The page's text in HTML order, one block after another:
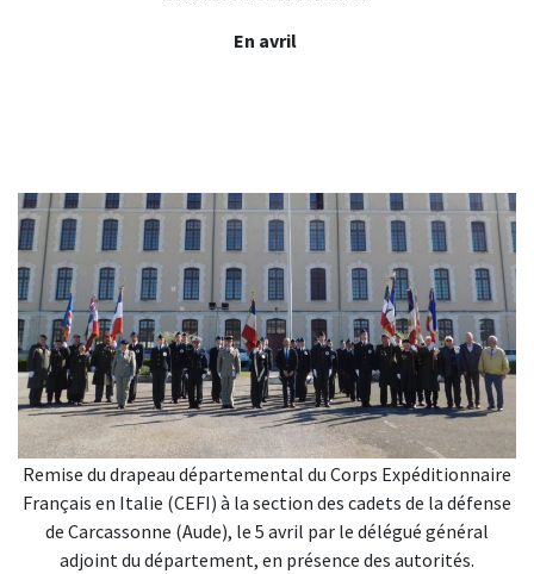
En avril
Remise du drapeau départemental du Corps Expéditionnaire
Français en Italie (CEFI) à la section des cadets de la défense
de Carcassonne (Aude), le 5 avril par le délégué général
adjoint du département, en présence des autorités.